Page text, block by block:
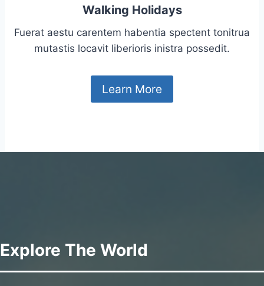
Walking Holidays
Fuerat aestu carentem habentia spectent tonitrua
mutastis locavit liberioris inistra possedit.
Learn More
Explore The World